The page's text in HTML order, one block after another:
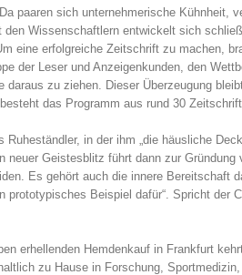
paaren sich unternehmerische Kühnheit,
Wissenschaftlern entwickelt sich
eine erfolgreiche Zeitschrift zu machen,
der Leser und Anzeigenkunden, den
zu ziehen. Dieser Überzeugung
das Programm aus rund 30
in der ihm „die häusliche
neuer Geistesblitz führt dann zur
Es gehört auch die innere Bereitschaft
prototypisches Beispiel dafür“. Spricht der
erhellenden Hemdenkauf in Frankfurt
zu Hause in Forschung,